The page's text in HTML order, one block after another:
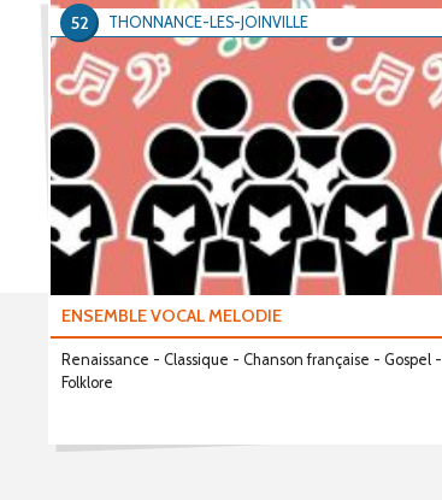
ENSEMBLE VOCAL MELODIE
Renaissance - Classique - Chanson française - Gospel -
Folklore
THONNANCE-LES-JOINVILLE
52